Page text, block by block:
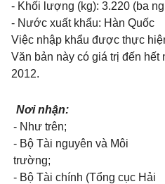
- Khối lượng (kg): 3.220 (ba
- Nước xuất khẩu: Hàn Quốc
Việc nhập khẩu được thực
Văn bản này có giá trị đến hết
2012.
Nơi nhận:
- Như trên;
- Bộ Tài nguyên và Môi
trường;
- Bộ Tài chính (Tổng cục Hải